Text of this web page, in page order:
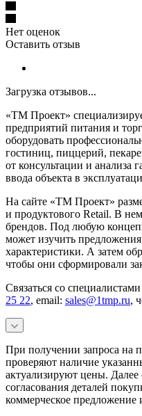
Нет оценок
Оставить отзыв
Загрузка отзывов...
«ТМ Проект»
предприятий питания и
оборудовать
гостиниц, пиццерий,
от консультации и анализа
ввода объекта в
На сайте «ТМ Проект»
и продуктового Retail. В
брендов. Под любую
может изучить
характеристики. А затем
чтобы они сформировали
Связаться со
25 22, email: sales@1tmp.ru,
При получении запроса на
проверяют наличие
актуализируют цены. Далее
согласования деталей
коммерческое предложение